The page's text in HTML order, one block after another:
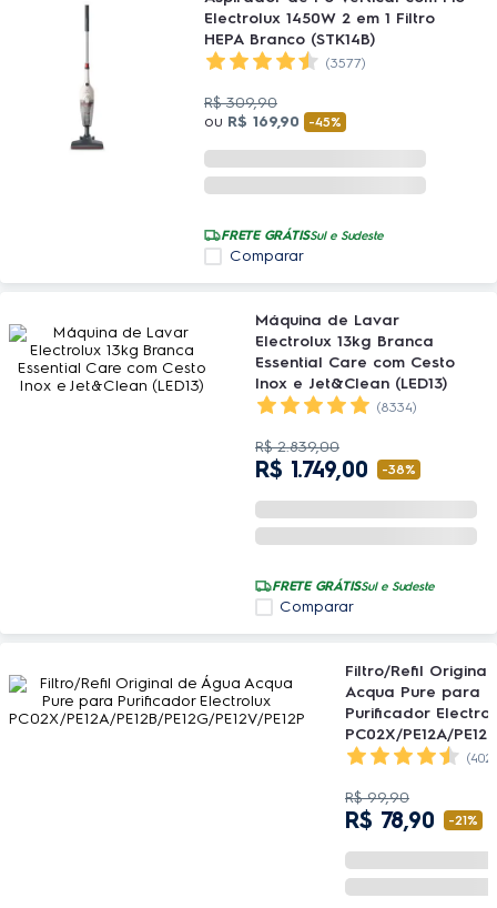
Electrolux 1450W 2 em 1 Filtro
HEPA Branco (STK14B)
(3577)
R$ 309,90
ou R$ 169,90 -45%
FRETE GRÁTISSul e Sudeste
Comparar
Máquina de Lavar
Electrolux 13kg Branca
Essential Care com Cesto
Inox e Jet&Clean (LED13)
(8334)
R$ 2.839,00
R$ 1.749,00 -38%
FRETE GRÁTISSul e Sudeste
Comparar
Filtro/Refil
Acqua Pure para
Purificador
PC02X/PE12A/
E12V/PE12P
R$ 99,90
R$ 78,90 -21%